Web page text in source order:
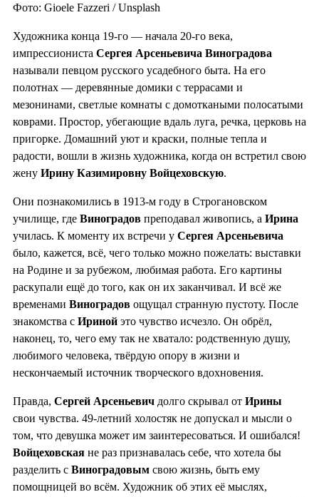
Фото: Gioele Fazzeri / Unsplash
Художника конца 19-го — начала 20-го века,
импрессиониста Сергея Арсеньевича Виноградова
называли певцом русского усадебного быта. На его
полотнах — деревянные домики с террасами и
мезонинами, светлые комнаты с домоткаными полосатыми
коврами. Простор, убегающие вдаль луга, речка, церковь на
пригорке. Домашний уют и краски, полные тепла и
радости, вошли в жизнь художника, когда он встретил свою
жену Ирину Казимировну Войцеховскую.
Они познакомились в 1913-м году в Строгановском
училище, где Виноградов преподавал живопись, а Ирина
училась. К моменту их встречи у Сергея Арсеньевича
было, кажется, всё, чего только можно пожелать: выставки
на Родине и за рубежом, любимая работа. Его картины
раскупали ещё до того, как он их заканчивал. И всё же
временами Виноградов ощущал странную пустоту. После
знакомства с Ириной это чувство исчезло. Он обрёл,
наконец, то, чего ему так не хватало: родственную душу,
любимого человека, твёрдую опору в жизни и
нескончаемый источник творческого вдохновения.
Правда, Сергей Арсеньевич долго скрывал от Ирины
свои чувства. 49-летний холостяк не допускал и мысли о
том, что девушка может им заинтересоваться. И ошибался!
Войцеховская не раз признавалась себе, что хотела бы
разделить с Виноградовым свою жизнь, быть ему
помощницей во всём. Художник об этих её мыслях,